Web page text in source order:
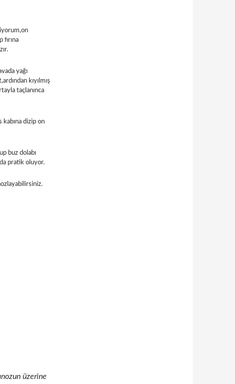
fırına
yağı
kıyılmış
taçlanınca
kabına dizip on
buz dolabı
pratik oluyor.
üzerine